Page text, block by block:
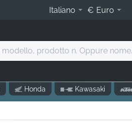
Italiano € Euro
Honda Kawasaki